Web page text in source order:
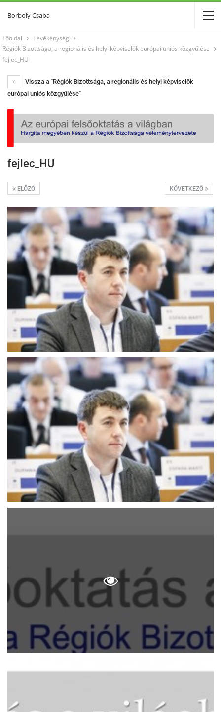
Borboly Csaba
Főoldal
Tevékenység
Régiók Bizottsága, a regionális és helyi képviselők európai uniós közgyűlése
fejlec_HU
Vissza a "Régiók Bizottsága, a regionális és helyi képviselők
európai uniós közgyűlése"
fejlec_HU
KÖVETKEZŐ
ELŐZŐ